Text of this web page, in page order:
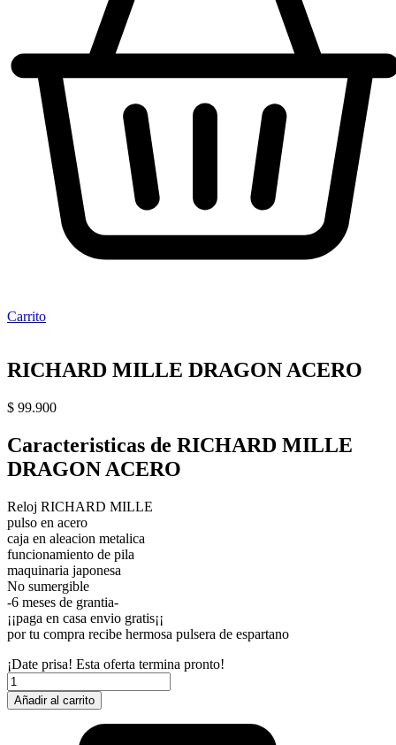
Carrito
RICHARD MILLE DRAGON ACERO
$ 99.900
Caracteristicas de RICHARD MILLE
DRAGON ACERO
Reloj RICHARD MILLE
pulso en acero
caja en aleacion metalica
funcionamiento de pila
maquinaria japonesa
No sumergible
-6 meses de grantia-
¡¡paga en casa envio gratis¡¡
por tu compra recibe hermosa pulsera de espartano
¡Date prisa! Esta oferta termina pronto!
RICHARD
MILLE
DRAGON
Añadir al carrito